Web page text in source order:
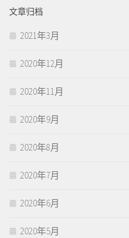
文章归档
2021年3月
2020年12月
2020年11月
2020年9月
2020年8月
2020年7月
2020年6月
2020年5月